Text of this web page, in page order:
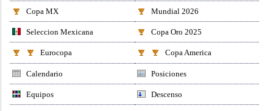
Copa MX Mundial 2026
Seleccion Mexicana Copa Oro 2025
Eurocopa Copa America
Calendario Posiciones
Equipos Descenso